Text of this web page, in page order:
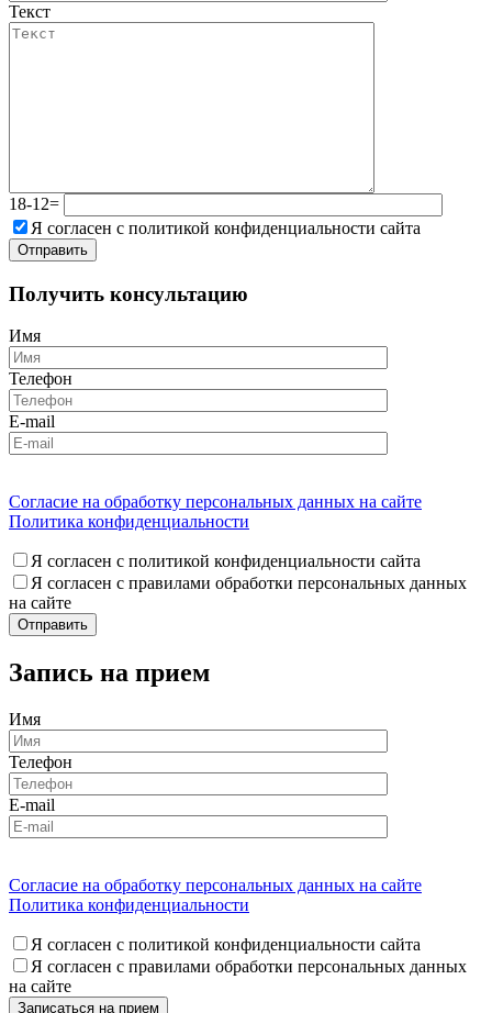
Текст
18-12=
Я согласен с политикой конфиденциальности сайта
Получить консультацию
Имя
Телефон
E-mail
Согласие на обработку персональных данных на сайте
Политика конфиденциальности
Я согласен с политикой конфиденциальности сайта
Я согласен с правилами обработки персональных данных
на сайте
Запись на прием
Имя
Телефон
E-mail
Согласие на обработку персональных данных на сайте
Политика конфиденциальности
Я согласен с политикой конфиденциальности сайта
Я согласен с правилами обработки персональных данных
на сайте